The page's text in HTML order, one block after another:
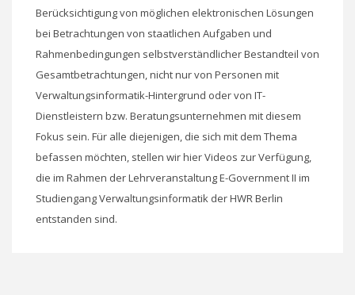
Berücksichtigung von möglichen elektronischen Lösungen
bei Betrachtungen von staatlichen Aufgaben und
Rahmenbedingungen selbstverständlicher Bestandteil von
Gesamtbetrachtungen, nicht nur von Personen mit
Verwaltungsinformatik-Hintergrund oder von IT-
Dienstleistern bzw. Beratungsunternehmen mit diesem
Fokus sein. Für alle diejenigen, die sich mit dem Thema
befassen möchten, stellen wir hier Videos zur Verfügung,
die im Rahmen der Lehrveranstaltung E-Government II im
Studiengang Verwaltungsinformatik der HWR Berlin
entstanden sind.